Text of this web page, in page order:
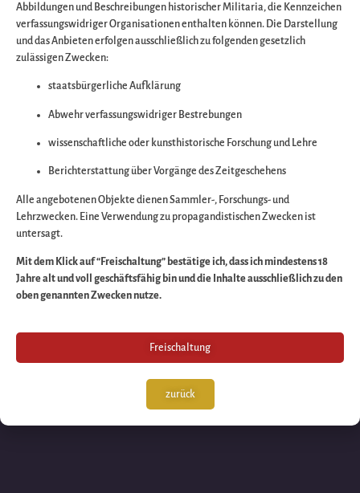
Entschuldigen Sie
bitte die
Wir arbeiten an
großartigen Sache
schauen Sie bald
wieder vorbei!
Abbildungen und Beschreibungen historischer Militaria, die Kennzeichen
verfassungswidriger Organisationen enthalten können. Die Darstellung
und das Anbieten erfolgen ausschließlich zu folgenden gesetzlich
zulässigen Zwecken:
staatsbürgerliche Aufklärung
Abwehr verfassungswidriger Bestrebungen
wissenschaftliche oder kunsthistorische Forschung und Lehre
Berichterstattung über Vorgänge des Zeitgeschehens
Alle angebotenen Objekte dienen Sammler-, Forschungs- und
Lehrzwecken. Eine Verwendung zu propagandistischen Zwecken ist
untersagt.
Mit dem Klick auf “Freischaltung” bestätige ich, dass ich mindestens 18
Jahre alt und voll geschäftsfähig bin und die Inhalte ausschließlich zu den
oben genannten Zwecken nutze.
Freischaltung
zurück